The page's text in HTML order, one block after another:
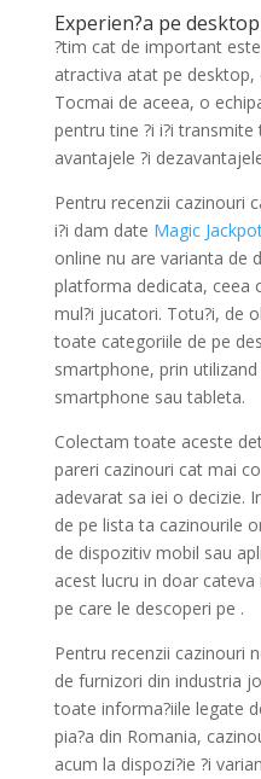
Experien?a pe
?tim cat de important
atractiva atat pe desktop,
Tocmai de aceea, o
pentru tine ?i i?i
avantajele ?i
Pentru recenzii cazinouri
i?i dam date Magic
online nu are varianta de
platforma dedicata, ceea
mul?i jucatori. Totu?i, de
toate categoriile de pe
smartphone, prin
smartphone sau tableta.
Colectam toate aceste
pareri cazinouri cat mai
adevarat sa iei o decizie.
de pe lista ta cazinourile
de dispozitiv mobil sau
acest lucru in doar
pe care le descoperi pe .
Pentru recenzii cazinouri
de furnizori din industria
toate informa?iile legate
pia?a din Romania,
acum la dispozi?ie ?i